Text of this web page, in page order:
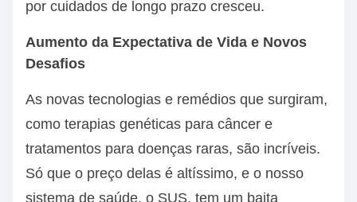
por cuidados de longo prazo cresceu.
Aumento da Expectativa de Vida e Novos
Desafios
As novas tecnologias e remédios que surgiram,
como terapias genéticas para câncer e
tratamentos para doenças raras, são incríveis.
Só que o preço delas é altíssimo, e o nosso
sistema de saúde, o SUS, tem um baita